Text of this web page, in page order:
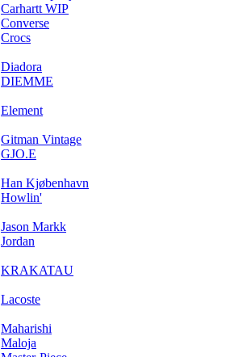
Carhartt WIP
Converse
Crocs
Diadora
DIEMME
Element
Gitman Vintage
GJO.E
Han Kjøbenhavn
Howlin'
Jason Markk
Jordan
KRAKATAU
Lacoste
Maharishi
Maloja